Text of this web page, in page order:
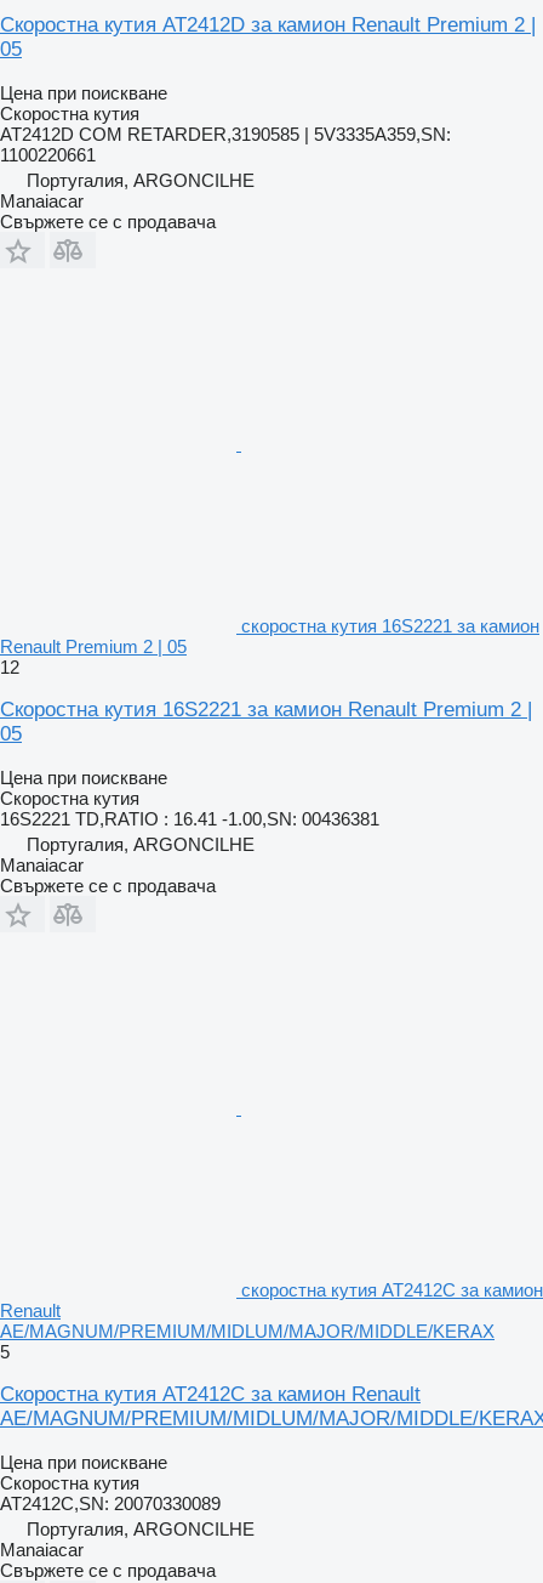
Скоростна кутия AT2412D за камион Renault Premium 2 |
05
Цена при поискване
Скоростна кутия
AT2412D COM RETARDER,3190585 | 5V3335A359,SN:
1100220661
Португалия, ARGONCILHE
Manaiacar
Свържете се с продавача
скоростна кутия 16S2221 за камион
Renault Premium 2 | 05
12
Скоростна кутия 16S2221 за камион Renault Premium 2 |
05
Цена при поискване
Скоростна кутия
16S2221 TD,RATIO : 16.41 -1.00,SN: 00436381
Португалия, ARGONCILHE
Manaiacar
Свържете се с продавача
скоростна кутия AT2412C за камион
Renault
AE/MAGNUM/PREMIUM/MIDLUM/MAJOR/MIDDLE/KERAX
5
Скоростна кутия AT2412C за камион Renault
AE/MAGNUM/PREMIUM/MIDLUM/MAJOR/MIDDLE/
Цена при поискване
Скоростна кутия
AT2412C,SN: 20070330089
Португалия, ARGONCILHE
Manaiacar
Свържете се с продавача